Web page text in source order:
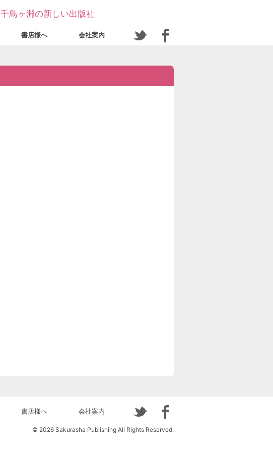
千鳥ヶ淵の新しい出版社
書店様へ 会社案内
書店様へ 会社案内
© 2026 Sakurasha Publishing All Rights Reserved.